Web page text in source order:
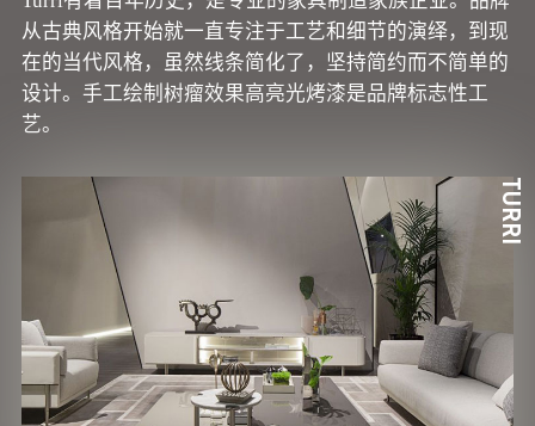
从古典风格开始就一直专注于工艺和细节的演绎，到现
在的当代风格，虽然线条简化了，坚持简约而不简单的
设计。手工绘制树瘤效果高亮光烤漆是品牌标志性工
艺。
TURRI